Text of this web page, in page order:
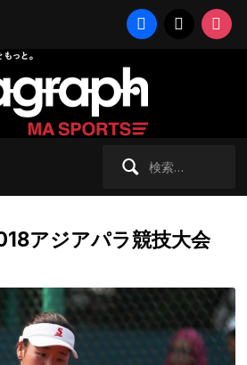
facebook
アジアパラ競技大会